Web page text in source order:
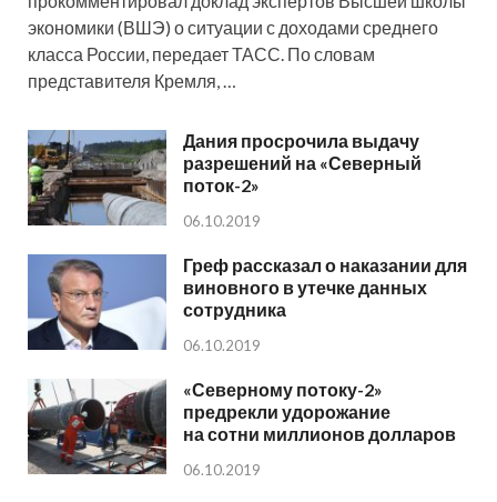
экономики (ВШЭ) о ситуации с доходами среднего
класса России, передает ТАСС. По словам
представителя Кремля, …
Дания просрочила выдачу
разрешений на «Северный
поток-2»
06.10.2019
Греф рассказал о наказании для
виновного в утечке данных
сотрудника
06.10.2019
«Северному потоку-2»
предрекли удорожание
на сотни миллионов долларов
06.10.2019